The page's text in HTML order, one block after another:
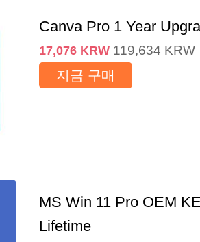
Canva Pro 1 Year
17,076 KRW 119,634 KRW
지금 구매
MS Win 11 Pro OEM
Lifetime